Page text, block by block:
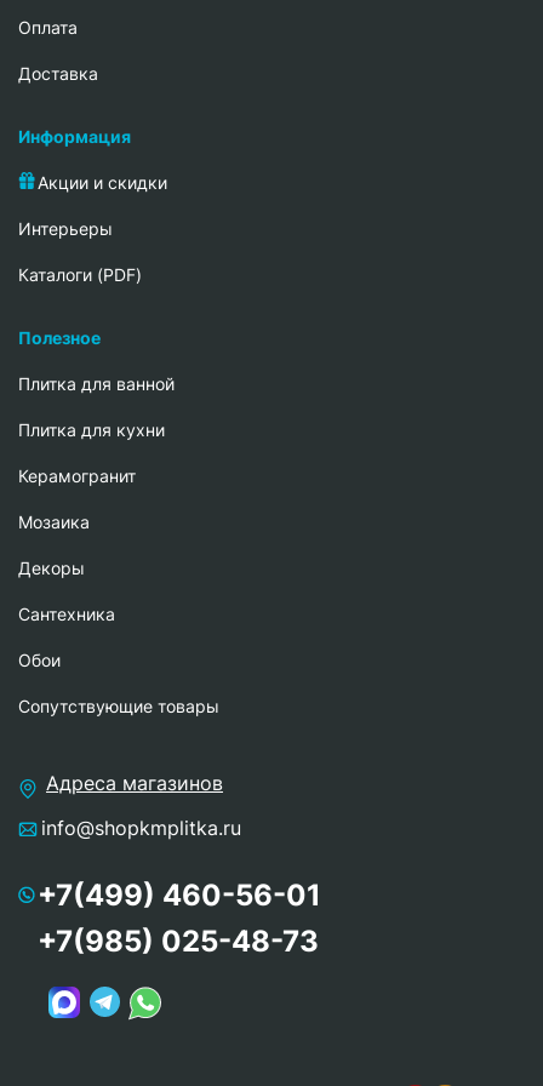
Oплата
Доставка
Информация
Акции и скидки
Интерьеры
Каталоги (PDF)
Полезное
Плитка для ванной
Плитка для кухни
Керамогранит
Мозаика
Декоры
Сантехника
Обои
Сопутствующие товары
Адреса магазинов
info@shopkmplitka.ru
+7(499) 460-56-01
+7(985) 025-48-73